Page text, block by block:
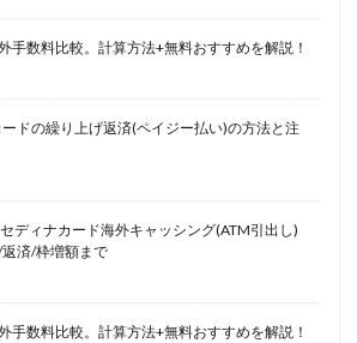
手数料比較。計算方法+無料おすすめを解説！
ドの繰り上げ返済(ペイジー払い)の方法と注
ディナカード海外キャッシング(ATM引出し)
済/枠増額まで
手数料比較。計算方法+無料おすすめを解説！